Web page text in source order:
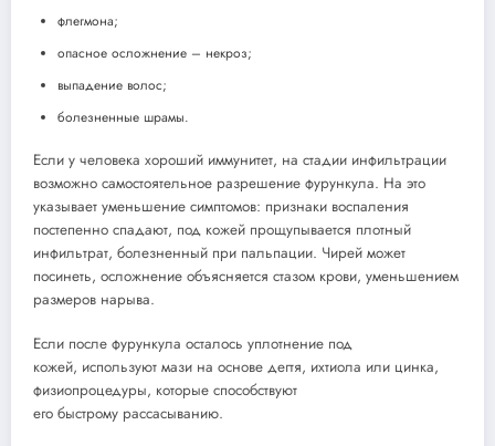
флегмона;
опасное осложнение – некроз;
выпадение волос;
болезненные шрамы.
Если у человека хороший иммунитет, на стадии инфильтрации
возможно самостоятельное разрешение фурункула. На это
указывает уменьшение симптомов: признаки воспаления
постепенно спадают, под кожей прощупывается плотный
инфильтрат, болезненный при пальпации. Чирей может
посинеть, осложнение объясняется стазом крови, уменьшением
размеров нарыва.
Если после фурункула осталось уплотнение под
кожей, используют мази на основе дегтя, ихтиола или цинка,
физиопроцедуры, которые способствуют
его быстрому рассасыванию.